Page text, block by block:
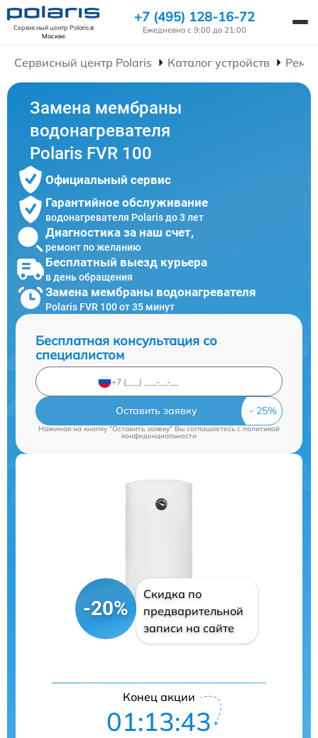
Сервисный центр Polarisв
Москве
+7 (495) 128-16-72
Ежедневно с 9:00 до 21:00
Сервисный центр Polaris Каталог устройств
Замена мембраны
водонагревателя
Polaris FVR 100
Официальный сервис
Гарантийное обслуживание
водонагревателя Polaris до 3 лет
Диагностика за наш счет,
ремонт по желанию
Бесплатный выезд курьера
в день обращения
Замена мембраны водонагревателя
Polaris FVR 100 от 35 минут
Бесплатная консультация со
специалистом
Оставить заявку
Нажимая на кнопку "Оставить заявку" Вы соглашаетесь cполитикой
конфиденциальности
-20%
Скидка по
предварительной
записи на сайте
Конец акции
01:13:42